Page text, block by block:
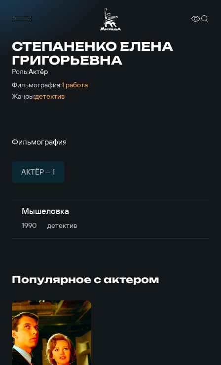
СТЕПАНЕНКО ЕЛЕНА
ГРИГОРЬЕВНА
Роль:Актёр
Фильмография:1 работа
Жанры:детектив
Фильмография
АКТЁР — 1
Мышеловка
1990 детектив
Популярное с актером